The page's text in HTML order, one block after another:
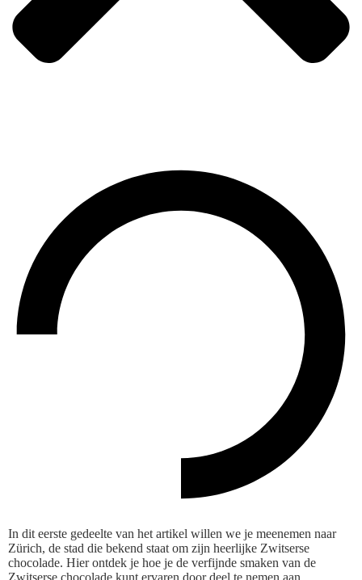
In dit eerste gedeelte van het artikel willen we je meenemen naar
Zürich, de stad die bekend staat om zijn heerlijke Zwitserse
chocolade. Hier ontdek je hoe je de verfijnde smaken van de
Zwitserse chocolade kunt ervaren door deel te nemen aan